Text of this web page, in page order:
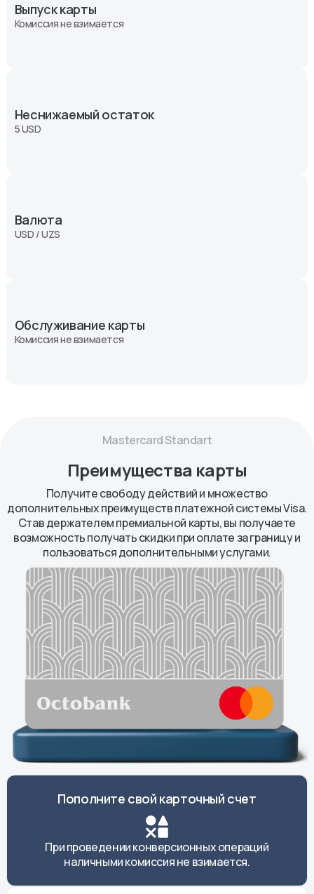
Выпуск карты
Комиссия не взимается
Неснижаемый остаток
5 USD
Валюта
USD / UZS
Обслуживание карты
Комиссия не взимается
Masterсard Standart
Преимущества карты
Получите свободу действий и множество
дополнительных преимуществ платежной системы Visa.
Став держателем премиальной карты, вы получаете
возможность получать скидки при оплате за границу и
пользоваться дополнительными услугами.
Пополните свой карточный счет
При проведении конверсионных операций
наличными комиссия не взимается.